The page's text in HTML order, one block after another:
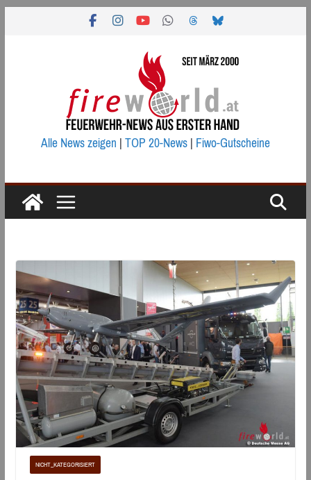
Alle News zeigen|TOP 20-News|Fiwo-Gutscheine
NICHT_KATEGORISIERT